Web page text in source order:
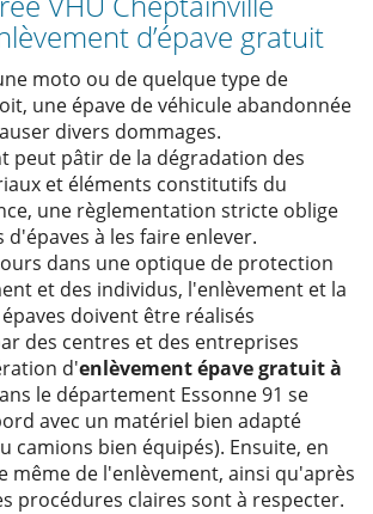
d’épave gratuit
moto ou de quelque type de
une épave de véhicule abandonnée
divers dommages.
peut pâtir de la dégradation des
et éléments constitutifs du
une règlementation stricte oblige
à les faire enlever.
dans une optique de protection
et des individus, l'enlèvement et la
doivent être réalisés
des centres et des entreprises
d'enlèvement épave gratuit à
le département Essonne 91 se
avec un matériel bien adapté
camions bien équipés). Ensuite, en
même de l'enlèvement, ainsi qu'après
procédures claires sont à respecter.